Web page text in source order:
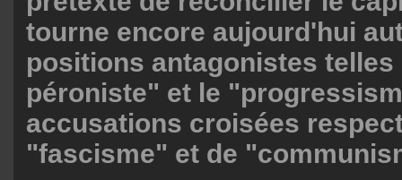
tourne encore aujourd'hui
positions antagonistes
péroniste" et le
accusations croisées
"fascisme" et de